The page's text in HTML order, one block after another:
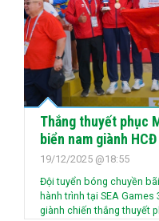
Thắng thuyết phục
biển nam giành
19/12/2025 @18:55
Đội tuyển bóng chuyền
hành trình tại SEA
giành chiến thắng thuyết